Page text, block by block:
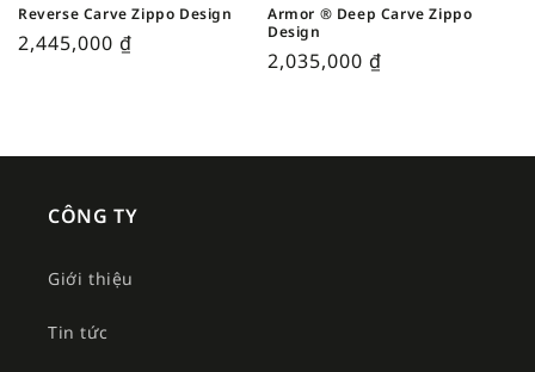
Reverse Carve Zippo Design
2,445,000 ₫
Armor ® Deep Carve Zippo
Design
2,035,000 ₫
CÔNG TY
Giới thiệu
Tin tức